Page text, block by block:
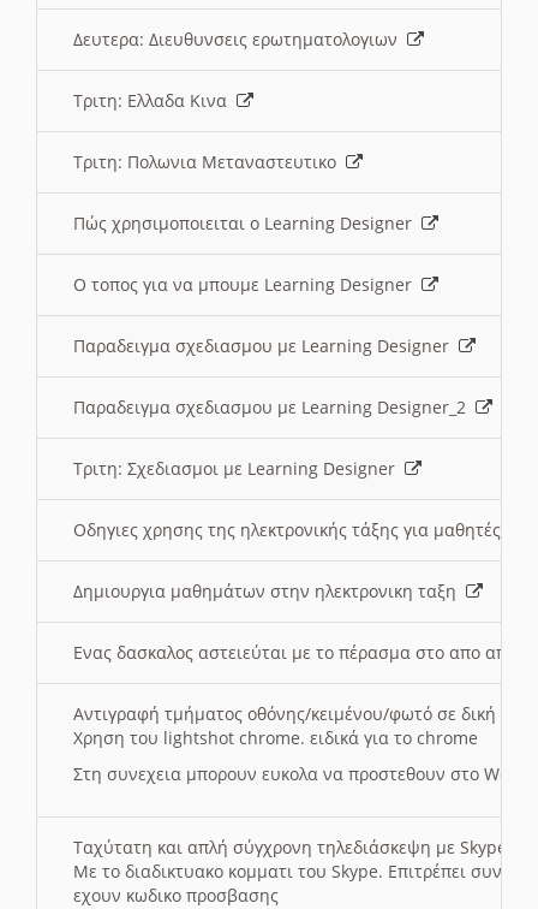
Δευτερα: Διευθυνσεις ερωτηματολογιων
Τριτη: Ελλαδα Κινα
Τριτη: Πολωνια Μεταναστευτικο
Πώς χρησιμοποιειται ο Learning Designer
O τοπος για να μπουμε Learning Designer
Παραδειγμα σχεδιασμου με Learning Designer
Παραδειγμα σχεδιασμου με Learning Designer_2
Τριτη: Σχεδιασμοι με Learning Designer
Οδηγιες χρησης της ηλεκτρονικής τάξης για μαθητές
Δημιουργια μαθημάτων στην ηλεκτρονικη ταξη
Ενας δασκαλος αστειεύται με το πέρασμα στο απο
Αντιγραφή τμήματος οθόνης/κειμένου/φωτό σε δική
Χρηση του lightshot chrome. ειδικά για το chrome
Στη συνεχεια μπορουν ευκολα να προστεθουν στο Word
Ταχύτατη και απλή σύγχρονη τηλεδιάσκεψη με Skype
Με το διαδικτυακο κομματι του Skype. Επιτρέπει
εχουν κωδικο προσβασης